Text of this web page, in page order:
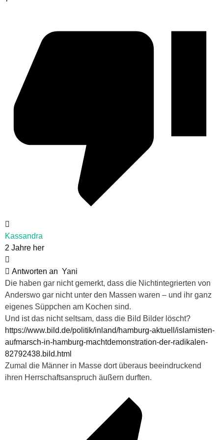
Kassandra
2 Jahre her
Antworten an Yani
Die haben gar nicht gemerkt, dass die Nichtintegrierten von
Anderswo gar nicht unter den Massen waren – und ihr ganz
eigenes Süppchen am Kochen sind.
Und ist das nicht seltsam, dass die Bild Bilder löscht?
https://www.bild.de/politik/inland/hamburg-aktuell/islamisten-
aufmarsch-in-hamburg-machtdemonstration-der-radikalen-
82792438.bild.html
Zumal die Männer in Masse dort überaus beeindruckend
ihren Herrschaftsanspruch äußern durften.